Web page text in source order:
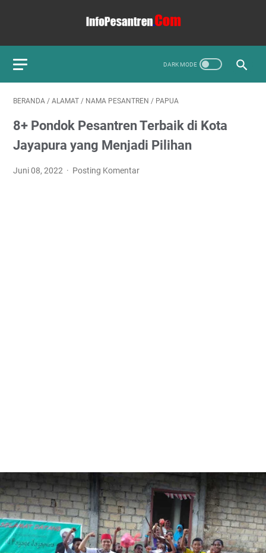
BERANDA / ALAMAT / NAMA PESANTREN / PAPUA
8+ Pondok Pesantren Terbaik di Kota
Jayapura yang Menjadi Pilihan
Juni 08, 2022 Posting Komentar